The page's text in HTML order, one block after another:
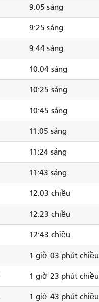
9:05 sáng
9:25 sáng
9:44 sáng
10:04 sáng
10:25 sáng
10:45 sáng
11:05 sáng
11:24 sáng
11:43 sáng
12:03 chiều
12:23 chiều
12:43 chiều
1 giờ 03 phút chiều
1 giờ 23 phút chiều
1 giờ 43 phút chiều